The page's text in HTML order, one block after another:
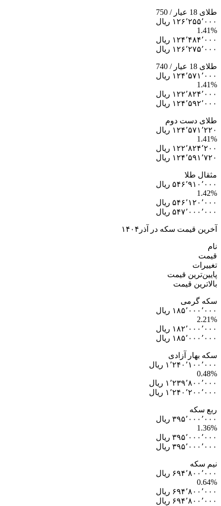
طلای 18 عیار / 750
۱۲۶٬۲۵۵٬۰۰۰ ریال
1.41%
۱۲۴٬۴۸۴٬۰۰۰ ریال
۱۲۶٬۲۷۵٬۰۰۰ ریال
طلای 18 عیار / 740
۱۲۴٬۵۷۱٬۰۰۰ ریال
1.41%
۱۲۲٬۸۲۴٬۰۰۰ ریال
۱۲۴٬۵۹۲٬۰۰۰ ریال
طلای دست دوم
۱۲۴٬۵۷۱٬۲۲۰ ریال
1.41%
۱۲۲٬۸۲۴٬۲۰۰ ریال
۱۲۴٬۵۹۱٬۷۲۰ ریال
مثقال طلا
۵۴۶٬۹۱۰٬۰۰۰ ریال
1.42%
۵۴۶٬۱۲۰٬۰۰۰ ریال
۵۴۷٬۰۰۰٬۰۰۰ ریال
آخرین قیمت سکه در آذر۱۴۰۴
نام
قیمت
تغییرات
پایین‌ترین قیمت
بالاترین قیمت
سکه گرمی
۱۸۵٬۰۰۰٬۰۰۰ ریال
2.21%
۱۸۲٬۰۰۰٬۰۰۰ ریال
۱۸۵٬۰۰۰٬۰۰۰ ریال
سکه بهار آزادی
۱٬۲۴۰٬۱۰۰٬۰۰۰ ریال
0.48%
۱٬۲۳۹٬۸۰۰٬۰۰۰ ریال
۱٬۲۴۰٬۲۰۰٬۰۰۰ ریال
ربع سکه
۳۹۵٬۰۰۰٬۰۰۰ ریال
1.36%
۳۹۵٬۰۰۰٬۰۰۰ ریال
۳۹۵٬۰۰۰٬۰۰۰ ریال
نیم سکه
۶۹۴٬۸۰۰٬۰۰۰ ریال
0.64%
۶۹۴٬۸۰۰٬۰۰۰ ریال
۶۹۴٬۸۰۰٬۰۰۰ ریال